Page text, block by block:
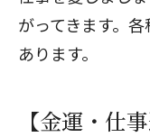
がってきます。
あります。
【金運・仕